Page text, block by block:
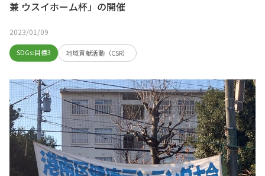
兼 ウスイホーム杯」の開催
2023/01/09
SDGs:目標3 地域貢献活動（CSR）